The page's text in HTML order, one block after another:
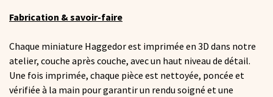
Fabrication & savoir-faire
Chaque miniature Haggedor est imprimée en 3D dans notre
atelier, couche après couche, avec un haut niveau de détail.
Une fois imprimée, chaque pièce est nettoyée, poncée et
vérifiée à la main pour garantir un rendu soigné et une